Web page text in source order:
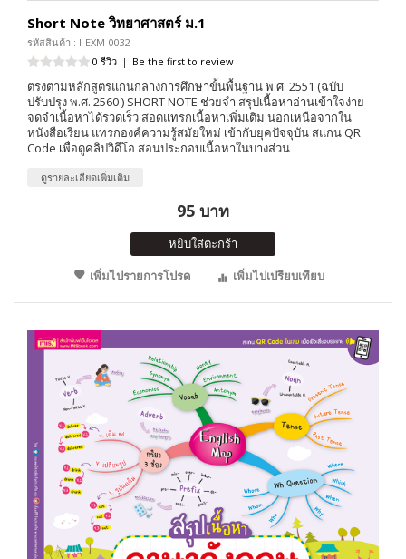
Short Note วิทยาศาสตร์ ม.1
รหัสสินค้า : I-EXM-0032
0 รีวิว | Be the first to review
ตรงตามหลักสูตรแกนกลางการศึกษาขั้นพื้นฐาน พ.ศ. 2551 (ฉบับ
ปรับปรุง พ.ศ. 2560 ) SHORT NOTE ช่วยจำ สรุปเนื้อหาอ่านเข้าใจง่าย
จดจำเนื้อหาได้รวดเร็ว สอดแทรกเนื้อหาเพิ่มเติม นอกเหนือจากใน
หนังสือเรียน แทรกองค์ความรู้สมัยใหม่ เข้ากับยุคปัจจุบัน สแกน QR
Code เพื่อดูคลิปวิดีโอ สอนประกอบเนื้อหาในบางส่วน
ดูรายละเอียดเพิ่มเติม
95 บาท
หยิบใส่ตะกร้า
เพิ่มไปรายการโปรด
เพิ่มไปเปรียบเทียบ